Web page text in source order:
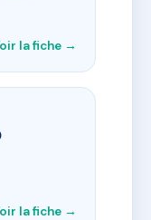
la fiche →
la fiche →